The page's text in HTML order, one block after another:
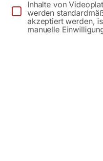
für den Straßenverkehr
und betrieblichen
nach der StVO
Inhalte von
werden
akzeptiert werden,
manuelle